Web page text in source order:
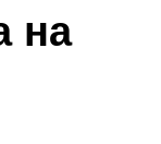
на